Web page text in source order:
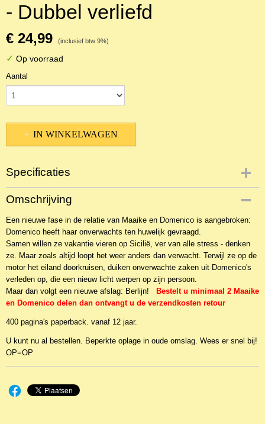
- Dubbel verliefd
€ 24,99 (inclusief btw 9%)
✓ Op voorraad
Aantal
IN WINKELWAGEN
Specificaties
Productcode
NBKJ-130
EAN code
9789026601958
Omschrijving
Een nieuwe fase in de relatie van Maaike en Domenico is aangebroken:
Domenico heeft haar onverwachts ten huwelijk gevraagd.
Samen willen ze vakantie vieren op Sicilië, ver van alle stress - denken
ze. Maar zoals altijd loopt het weer anders dan verwacht. Terwijl ze op de
motor het eiland doorkruisen, duiken onverwachte zaken uit Domenico's
verleden op, die een nieuw licht werpen op zijn persoon.
Maar dan volgt een nieuwe afslag: Berlijn!
Bestelt u minimaal 2 Maaike
en Domenico delen dan ontvangt u de verzendkosten retour
400 pagina's paperback. vanaf 12 jaar.
U kunt nu al bestellen. Beperkte oplage in oude omslag. Wees er snel bij!
OP=OP